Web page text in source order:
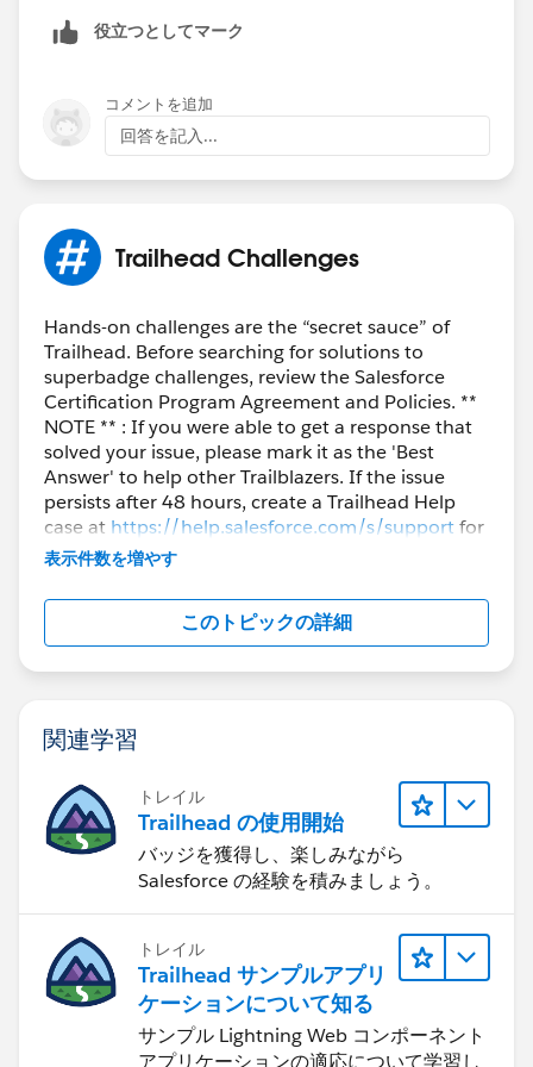
役立つとしてマーク
コメントを追加
回答を記入...
Trailhead Challenges
Hands-on challenges are the “secret sauce” of
Trailhead. Before searching for solutions to
superbadge challenges, review the Salesforce
Certification Program Agreement and Policies. **
NOTE ** : If you were able to get a response that
solved your issue, please mark it as the 'Best
Answer' to help other Trailblazers. If the issue
persists after 48 hours, create a Trailhead Help
case at https://help.salesforce.com/s/supportfor
further assistance.
表示件数を増やす
このトピックの詳細
関連学習
トレイル
Trailhead の使用開始
バッジを獲得し、楽しみながら
Salesforce の経験を積みましょう。
トレイル
Trailhead サンプルアプリ
ケーションについて知る
サンプル Lightning Web コンポーネント